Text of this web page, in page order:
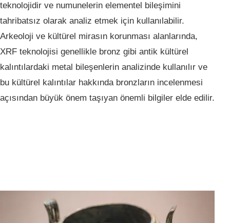
teknolojidir ve numunelerin elementel bileşimini
tahribatsız olarak analiz etmek için kullanılabilir.
Arkeoloji ve kültürel mirasın korunması alanlarında,
XRF teknolojisi genellikle bronz gibi antik kültürel
kalıntılardaki metal bileşenlerin analizinde kullanılır ve
bu kültürel kalıntılar hakkında bronzların incelenmesi
açısından büyük önem taşıyan önemli bilgiler elde edilir.